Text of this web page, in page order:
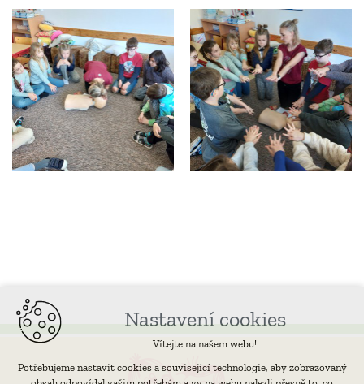
Nastavení cookies
Vítejte na našem webu!
Potřebujeme nastavit cookies a související technologie, aby zobrazovaný